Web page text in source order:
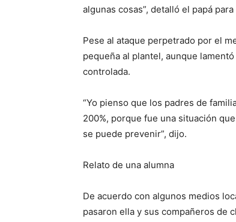
algunas cosas”, detalló el papá
Pese al ataque perpetrado por el
pequeña al plantel, aunque
controlada.
“Yo pienso que los padres de
200%, porque fue una situación
se puede prevenir”, dijo.
Relato de una alumna
De acuerdo con algunos medios
pasaron ella y sus compañeros de